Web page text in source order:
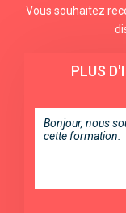
Vous souhaitez
PLUS